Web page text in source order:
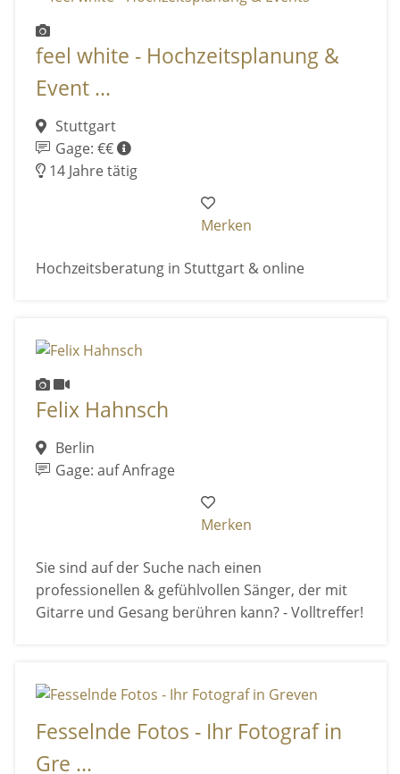
feel white - Hochzeitsplanung &
Event ...
Stuttgart
Gage: €€
14 Jahre tätig
Merken
Hochzeitsberatung in Stuttgart & online
Felix Hahnsch
Berlin
Gage: auf Anfrage
Merken
Sie sind auf der Suche nach einen
professionellen & gefühlvollen Sänger, der mit
Gitarre und Gesang berühren kann? - Volltreffer!
Fesselnde Fotos - Ihr Fotograf in
Gre ...